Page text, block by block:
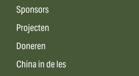
Sponsors
Projecten
Doneren
China in de les